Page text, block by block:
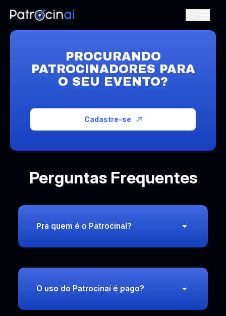
PROCURANDO
PATROCINADORES PARA
O SEU EVENTO?
Cadastre-se
Perguntas Frequentes
Pra quem é o Patrocinaí?
O uso do Patrocinaí é pago?